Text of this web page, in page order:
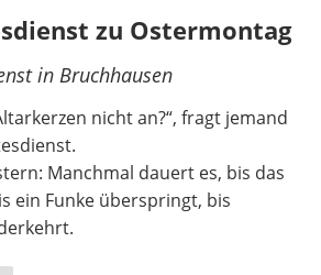
zu Ostermontag
in Bruchhausen
nicht an?“, fragt jemand
Manchmal dauert es, bis das
ein Funke überspringt, bis